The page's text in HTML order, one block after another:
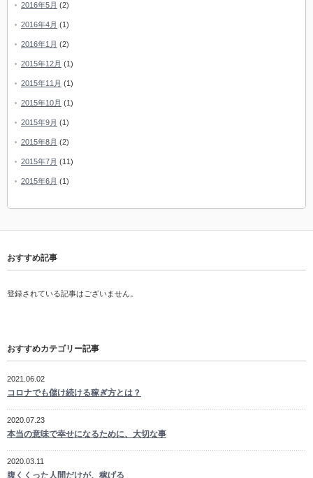
2016年5月 (2)
2016年4月 (1)
2016年1月 (2)
2015年12月 (1)
2015年11月 (1)
2015年10月 (1)
2015年9月 (1)
2015年8月 (2)
2015年7月 (11)
2015年6月 (1)
おすすめ記事
登録されている記事はございません。
おすすめカテゴリー記事
2021.06.02
コロナでも儲け続ける稼ぎ方とは？
2020.07.23
本当の意味で幸せになるために、大切な事
2020.03.11
腹くくった人間だけが、稼げる